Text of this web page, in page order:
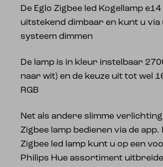
De Eglo Zigbee led Kogellamp
uitstekend dimbaar en kunt u
systeem dimmen
De lamp is in kleur instelbaar
naar wit) en de keuze uit tot wel
RGB
Net als andere slimme
Zigbee lamp bedienen via de app.
Zigbee led lamp kunt u op een
Philips Hue assortiment